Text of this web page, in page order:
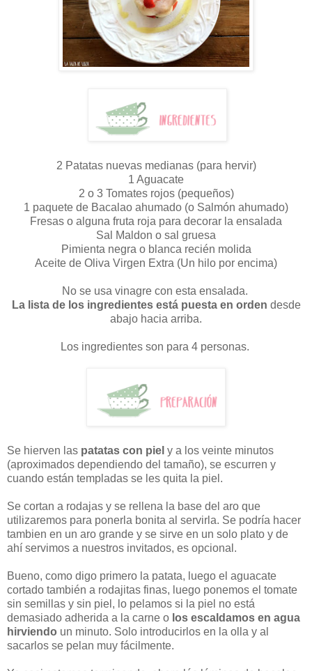
2 Patatas nuevas medianas (para hervir)
1 Aguacate
2 o 3 Tomates rojos (pequeños)
1 paquete de Bacalao ahumado (o Salmón ahumado)
Fresas o alguna fruta roja para decorar la ensalada
Sal Maldon o sal gruesa
Pimienta negra o blanca recién molida
Aceite de Oliva Virgen Extra (Un hilo por encima)
No se usa vinagre con esta ensalada.
La lista de los ingredientes está puesta en orden desde
abajo hacia arriba.
Los ingredientes son para 4 personas.
Se hierven las patatas con piel y a los veinte minutos
(aproximados dependiendo del tamaño), se escurren y
cuando están templadas se les quita la piel.
Se cortan a rodajas y se rellena la base del aro que
utilizaremos para ponerla bonita al servirla. Se podría hacer
tambien en un aro grande y se sirve en un solo plato y de
ahí servimos a nuestros invitados, es opcional.
Bueno, como digo primero la patata, luego el aguacate
cortado también a rodajitas finas, luego ponemos el tomate
sin semillas y sin piel, lo pelamos si la piel no está
demasiado adherida a la carne o los escaldamos en agua
hirviendo un minuto. Solo introducirlos en la olla y al
sacarlos se pelan muy fácilmente.